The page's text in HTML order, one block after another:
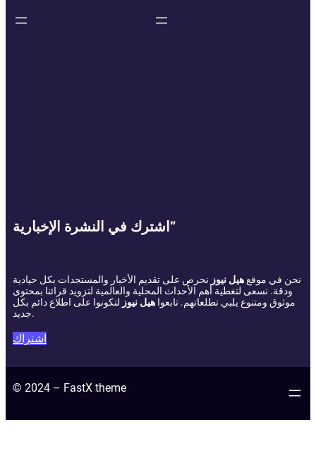
اشترك في النشرة الإخبارية”
نحن في موقع هيل نيوز نحرص على تقديم الأخبار والمستجدات بكل حيادية
ودقة. نسعى لتغطية أهم الأحداث المحلية والعالمية لتزويد قرائنا بمحتوى
موثوق ومتنوع يلبي تطلعاتهم. تابعوا هيل نيوز لتكونوا على اطلاع دائم بكل
جديد.
اشتراك
© 2024 – FastX theme